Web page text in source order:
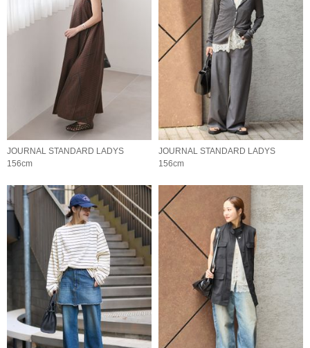
JOURNAL STANDARD LADYS
156cm
JOURNAL STANDARD LADYS
156cm